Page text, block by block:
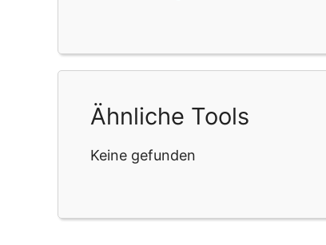
Ähnliche Tools
Keine gefunden